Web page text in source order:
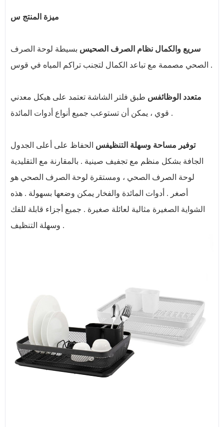
ميزة المنتج س
سريع والكمال نظام الصرف الصحيس بسيطة لوحة الصرف
الصحي مصممة مع تباعد الكمال لتجنب تراكم المياه في قوس .
متعدد الوظائفس طبق فلتر الشاشة تعتمد على هيكل معدني
قوي ، يمكن أن تستوعب جميع أنواع أدوات المائدة .
توفير مساحة وسهلة التنظيفس الحفاظ على أعلى الجدول
الجافة بشكل منظم مع تجفيف صينية . بالمقارنة مع التقليدية
لوحة الصرف الصحي ، ومستقرة لوحة الصرف الصحي هو
أصغر . أدوات المائدة والفخار يمكن وضعها بسهولة . هذه
الشواية الصغيرة مثالية لعائلة صغيرة . جميع أجزاء قابلة للفك
وسهلة التنظيف .